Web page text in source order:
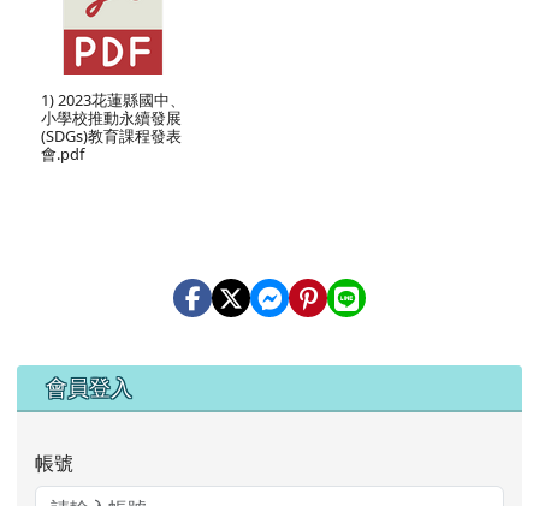
1) 2023花蓮縣國中、
小學校推動永續發展
(SDGs)教育課程發表
會.pdf
右邊區域內容
會員登入
帳號